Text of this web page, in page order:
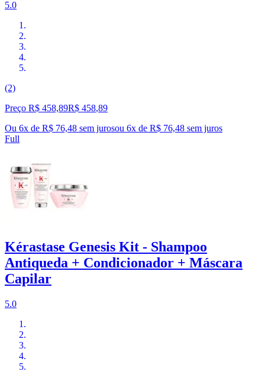
5.0
(2)
Preço R$ 458,89R$ 458,89
Ou 6x de R$ 76,48 sem jurosou 6x de R$ 76,48 sem juros
Full
Kérastase Genesis Kit - Shampoo
Antiqueda + Condicionador + Máscara
Capilar
5.0